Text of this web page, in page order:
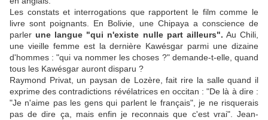
Les constats et interrogations que rapportent le film comme le
livre sont poignants. En Bolivie, une Chipaya a conscience de
parlerune langue "qui n'existe nulle part ailleurs". Au Chili,
une vieille femme est la dernière Kawésgar parmi une dizaine
d'hommes : "qui va nommer les choses ?" demande-t-elle, quand
tous les Kawésgar auront disparu ?
Raymond Privat, un paysan de Lozère, fait rire la salle quand il
exprime des contradictions révélatrices en occitan : "De là à dire :
"Je n'aime pas les gens qui parlent le français", je ne risquerais
pas de dire ça, mais enfin je reconnais que c'est vrai". Jean-